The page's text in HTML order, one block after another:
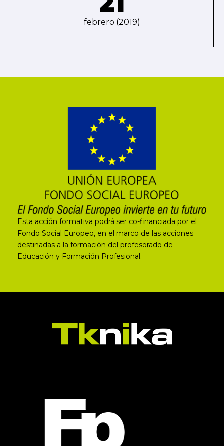
febrero (2019)
Esta acción formativa podrá ser co-financiada por el
Fondo Social Europeo, en el marco de las acciones
destinadas a la formación del profesorado de
Educación y Formación Profesional.